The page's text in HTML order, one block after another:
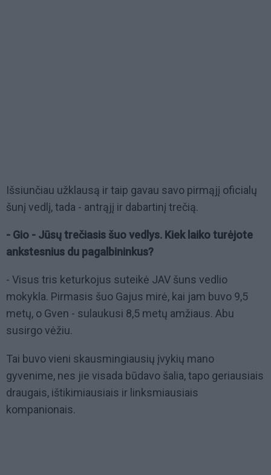
Išsiunčiau užklausą ir taip gavau savo pirmąjį oficialų
šunį vedlį, tada - antrąjį ir dabartinį trečią.
- Gio - Jūsų trečiasis šuo vedlys. Kiek laiko turėjote
ankstesnius du pagalbininkus?
- Visus tris keturkojus suteikė JAV šuns vedlio
mokykla. Pirmasis šuo Gajus mirė, kai jam buvo 9,5
metų, o Gven - sulaukusi 8,5 metų amžiaus. Abu
susirgo vėžiu.
Tai buvo vieni skausmingiausių įvykių mano
gyvenime, nes jie visada būdavo šalia, tapo geriausiais
draugais, ištikimiausiais ir linksmiausiais
kompanionais.